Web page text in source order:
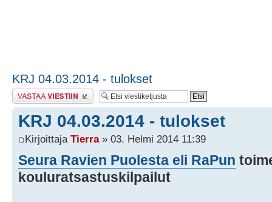
KRJ 04.03.2014 - tulokset
Lähetä vastaus
KRJ 04.03.2014 - tulokset
Kirjoittaja Tierra» 03. Helmi 2014 11:39
Seura Ravien Puolesta eli RaPun
kouluratsastuskilpailut